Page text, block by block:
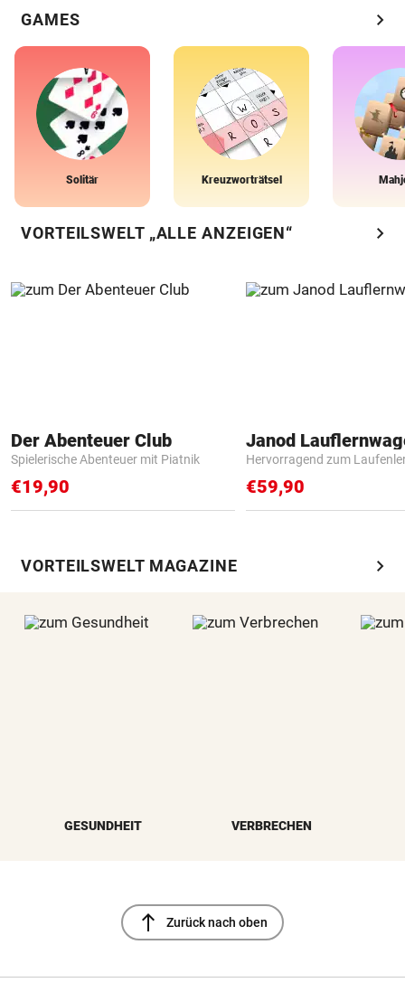
GAMES chevron_right
Solitär Kreuzworträtsel
VORTEILSWELT „ALLE ANZEIGEN“ chevron_right
Der Abenteuer Club
Spielerische Abenteuer mit Piatnik
€19,90
Janod
Hervorragend zum
€59,90
VORTEILSWELT MAGAZINE chevron_right
GESUNDHEIT VERBRECHEN
north Zurück nach oben